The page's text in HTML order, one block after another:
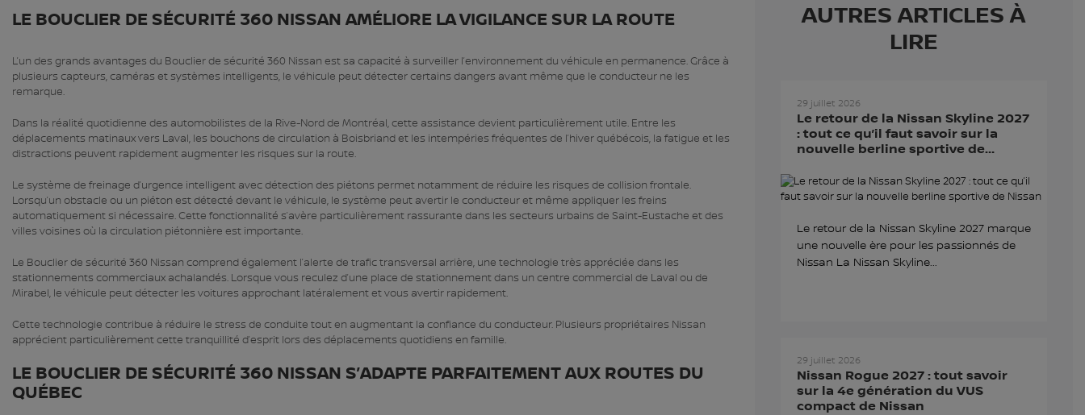
LE BOUCLIER DE SÉCURITÉ 360 NISSAN AMÉLIORE LA VIGILANCE SUR LA ROUTE
L’un des grands avantages du Bouclier de sécurité 360 Nissan est sa capacité à surveiller l’environnement du véhicule en permanence. Grâce à
plusieurs capteurs, caméras et systèmes intelligents, le véhicule peut détecter certains dangers avant même que le conducteur ne les
remarque.
Dans la réalité quotidienne des automobilistes de la Rive-Nord de Montréal, cette assistance devient particulièrement utile. Entre les
déplacements matinaux vers Laval, les bouchons de circulation à Boisbriand et les intempéries fréquentes de l’hiver québécois, la fatigue et les
distractions peuvent rapidement augmenter les risques sur la route.
Le système de freinage d’urgence intelligent avec détection des piétons permet notamment de réduire les risques de collision frontale.
Lorsqu’un obstacle ou un piéton est détecté devant le véhicule, le système peut avertir le conducteur et même appliquer les freins
automatiquement si nécessaire. Cette fonctionnalité s’avère particulièrement rassurante dans les secteurs urbains de Saint-Eustache et des
villes voisines où la circulation piétonnière est importante.
Le Bouclier de sécurité 360 Nissan comprend également l’alerte de trafic transversal arrière, une technologie très appréciée dans les
stationnements commerciaux achalandés. Lorsque vous reculez d’une place de stationnement dans un centre commercial de Laval ou de
Mirabel, le véhicule peut détecter les voitures approchant latéralement et vous avertir rapidement.
Cette technologie contribue à réduire le stress de conduite tout en augmentant la confiance du conducteur. Plusieurs propriétaires Nissan
apprécient particulièrement cette tranquillité d’esprit lors des déplacements quotidiens en famille.
LE BOUCLIER DE SÉCURITÉ 360 NISSAN S’ADAPTE PARFAITEMENT AUX ROUTES DU
QUÉBEC
AUTRES ARTICLES À
LIRE
29 juillet 2026
Le retour de la Nissan Skyline 2027
: tout ce qu’il faut savoir sur la
nouvelle berline sportive de
Le retour de la Nissan Skyline 2027 marque
une nouvelle ère pour les passionnés de
Nissan La Nissan Skyline...
29 juillet 2026
Nissan Rogue 2027 : tout savoir
sur la 4e génération du VUS
compact de Nissan